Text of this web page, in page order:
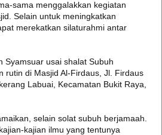
sama menggalakkan kegiatan
Selain untuk meningkatkan
merekatkan silaturahmi antar
Syamsuar usai shalat Subuh
rutin di Masjid Al-Firdaus, Jl. Firdaus
Labuai, Kecamatan Bukit Raya,
selain solat subuh berjamaah.
kajian ilmu yang tentunya